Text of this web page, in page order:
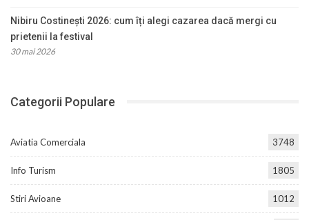
Nibiru Costinești 2026: cum îți alegi cazarea dacă mergi cu
prietenii la festival
30 mai 2026
Categorii Populare
Aviatia Comerciala 3748
Info Turism 1805
Stiri Avioane 1012